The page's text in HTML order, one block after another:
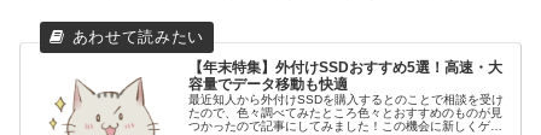
【年末特集】外付けSSDおすすめ5選！高速・大
容量でデータ移動も快適
最近知人から外付けSSDを購入するとのことで相談を受け
たので、色々調べてみたところ色々とおすすめのものが見
つかったので記事にしてみました！この機会に新しくゲー